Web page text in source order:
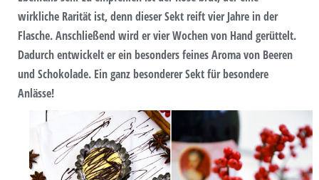
wirkliche Rarität ist, denn dieser Sekt reift vier Jahre in der
Flasche. Anschließend wird er vier Wochen von Hand gerüttelt.
Dadurch entwickelt er ein besonders feines Aroma von Beeren
und Schokolade. Ein ganz besonderer Sekt für besondere
Anlässe!